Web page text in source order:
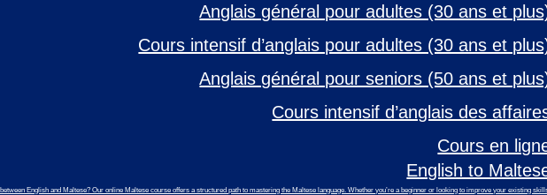
Anglais général pour adultes (30 ans et
Cours intensif d’anglais pour adultes (30 ans et
Anglais général pour seniors (50 ans et
Cours intensif d’anglais des
Cours en
English to
English and Maltese? Our online Maltese course offers a structured path to mastering the Maltese language. Whether you’re a beginner or looking to improve your existing